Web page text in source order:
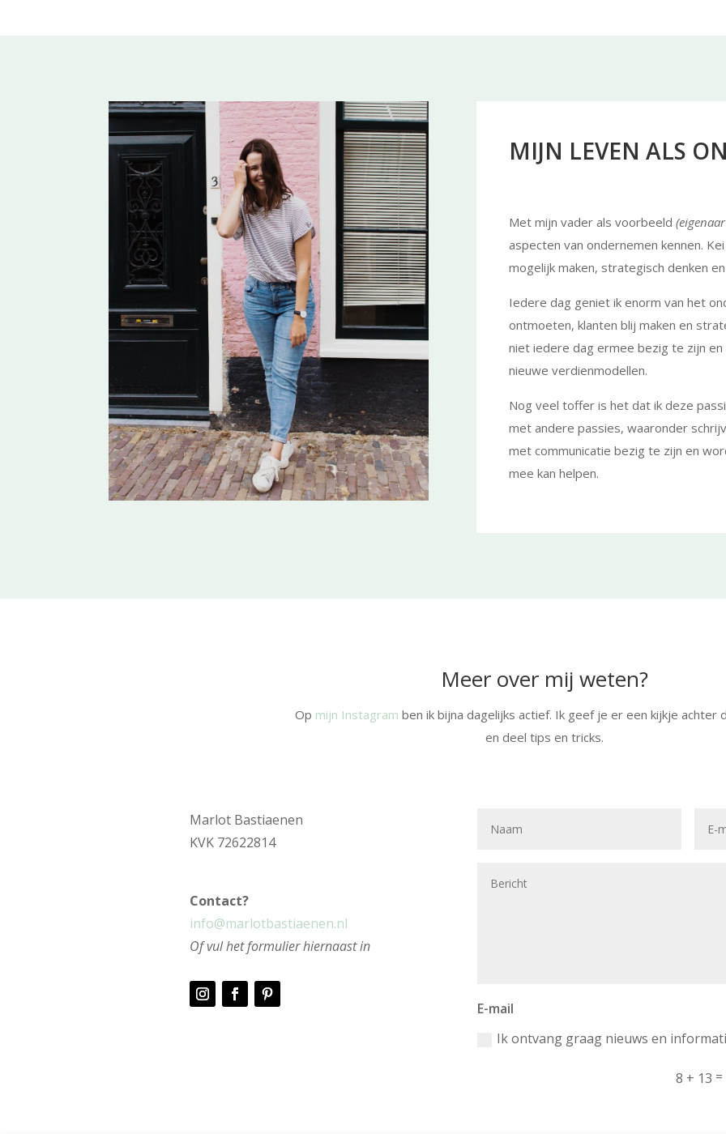
MIJN LEVEN ALS
Met mijn vader als voorbeeld
aspecten van ondernemen kennen.
mogelijk maken, strategisch denken
Iedere dag geniet ik enorm van het
ontmoeten, klanten blij maken en
niet iedere dag ermee bezig te zijn
nieuwe verdienmodellen.
Nog veel toffer is het dat ik deze
met andere passies, waaronder
met communicatie bezig te zijn en
mee kan helpen.
Meer over mij weten?
Op mijn Instagram ben ik bijna dagelijks actief. Ik geef je er een kijkje achter
en deel tips en tricks.
Marlot Bastiaenen
KVK 72622814
Contact?
info@marlotbastiaenen.nl
Of vul het formulier hiernaast in
E-mail
Ik ontvang graag nieuws en
8 + 13 =